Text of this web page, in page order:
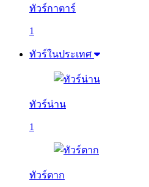
ทัวร์กาตาร์
1
ทัวร์ในประเทศ
ทัวร์น่าน
1
ทัวร์ตาก